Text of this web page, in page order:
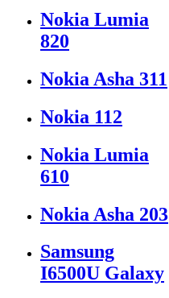
Nokia Lumia
820
Nokia Asha 311
Nokia 112
Nokia Lumia
610
Nokia Asha 203
Samsung
I6500U Galaxy